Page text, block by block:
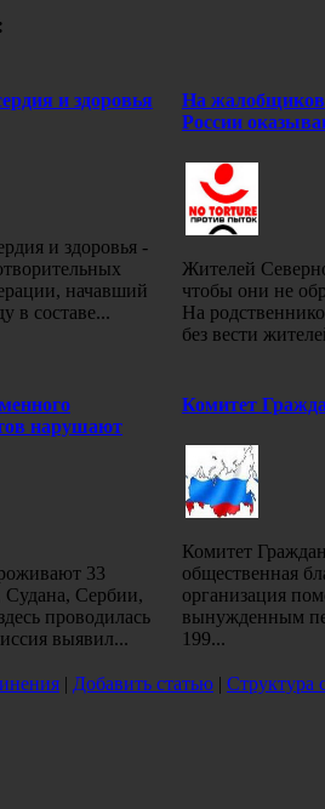
и здоровья
и здоровья -
начавший
в составе...
На жалобщиков
России
Жителей
чтобы они не
На
без вести
нарушают
33
Сербии,
проводилась
выявил...
Комитет
Комитет
общественная
организация
вынужденным
199...
| Добавить статью | Структура